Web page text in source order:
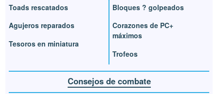
Toads rescatados
Agujeros reparados
Tesoros en miniatura
Bloques ? golpeados
Corazones de PC+
máximos
Trofeos
Consejos de combate